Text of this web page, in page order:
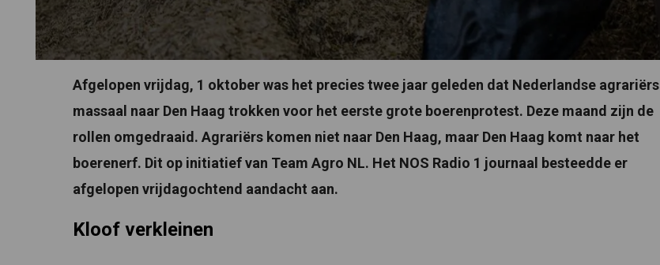
Afgelopen vrijdag, 1 oktober was het precies twee jaar geleden dat Nederlandse agrariërs
massaal naar Den Haag trokken voor het eerste grote boerenprotest. Deze maand zijn de
rollen omgedraaid. Agrariërs komen niet naar Den Haag, maar Den Haag komt naar het
boerenerf. Dit op initiatief van Team Agro NL. Het NOS Radio 1 journaal besteedde er
afgelopen vrijdagochtend aandacht aan.
Kloof verkleinen